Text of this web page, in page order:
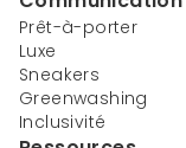
Prêt-à-porter
Luxe
Sneakers
Greenwashing
Inclusivité